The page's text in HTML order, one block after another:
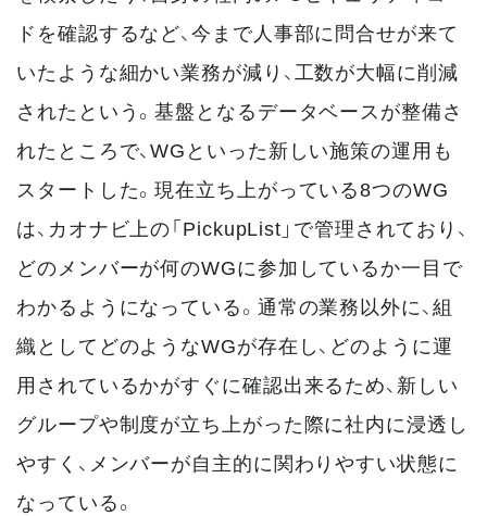
ドを確認するなど、今まで人事部に問合せが来て
いたような細かい業務が減り、工数が大幅に削減
されたという。基盤となるデータベースが整備さ
れたところで、WGといった新しい施策の運用も
スタートした。現在立ち上がっている8つのWG
は、カオナビ上の「PickupList」で管理されており、
どのメンバーが何のWGに参加しているか一目で
わかるようになっている。通常の業務以外に、組
織としてどのようなWGが存在し、どのように運
用されているかがすぐに確認出来るため、新しい
グループや制度が立ち上がった際に社内に浸透し
やすく、メンバーが自主的に関わりやすい状態に
なっている。